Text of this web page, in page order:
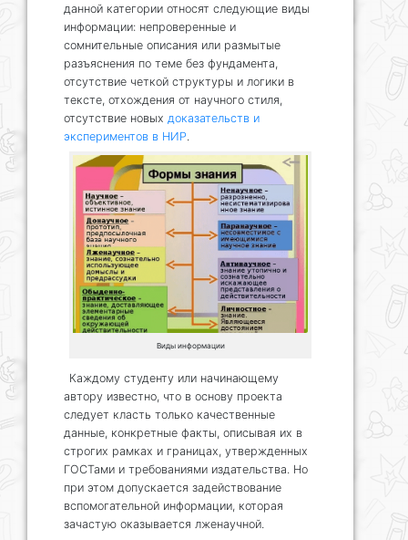
данной категории относят следующие виды
информации: непроверенные и
сомнительные описания или размытые
разъяснения по теме без фундамента,
отсутствие четкой структуры и логики в
тексте, отхождения от научного стиля,
отсутствие новых доказательств и
экспериментов в НИР
Виды информации
Каждому студенту или начинающему
автору известно, что в основу проекта
следует класть только качественные
данные, конкретные факты, описывая их в
строгих рамках и границах, утвержденных
ГОСТами и требованиями издательства. Но
при этом допускается задействование
вспомогательной информации, которая
зачастую оказывается лженаучной.